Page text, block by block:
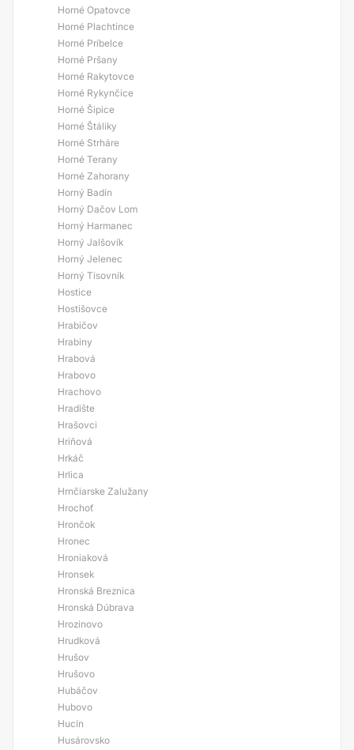
Horné Opatovce
Horné Plachtince
Horné Príbelce
Horné Pršany
Horné Rakytovce
Horné Rykynčice
Horné Šipice
Horné Štáliky
Horné Strháre
Horné Terany
Horné Zahorany
Horný Badín
Horný Dačov Lom
Horný Harmanec
Horný Jalšovík
Horný Jelenec
Horný Tisovník
Hostice
Hostišovce
Hrabičov
Hrabiny
Hrabová
Hrabovo
Hrachovo
Hradište
Hrašovci
Hriňová
Hrkáč
Hrlica
Hrnčiarske Zalužany
Hrochoť
Hrončok
Hronec
Hroniaková
Hronsek
Hronská Breznica
Hronská Dúbrava
Hrozinovo
Hrudková
Hrušov
Hrušovo
Hubáčov
Hubovo
Hucín
Husárovsko